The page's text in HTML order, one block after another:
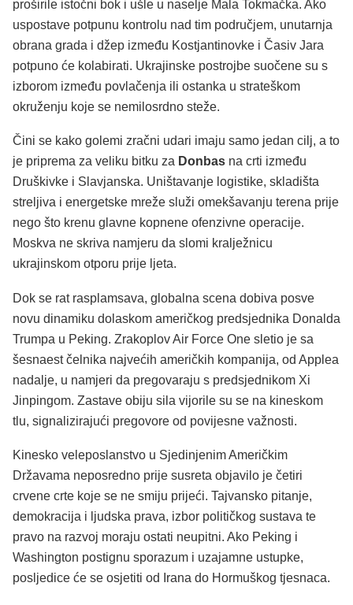
proširile istočni bok i ušle u naselje Mala Tokmačka. Ako
uspostave potpunu kontrolu nad tim područjem, unutarnja
obrana grada i džep između Kostjantinovke i Časiv Jara
potpuno će kolabirati. Ukrajinske postrojbe suočene su s
izborom između povlačenja ili ostanka u strateškom
okruženju koje se nemilosrdno steže.
Čini se kako golemi zračni udari imaju samo jedan cilj, a to
je priprema za veliku bitku za Donbas na crti između
Druškivke i Slavjanska. Uništavanje logistike, skladišta
streljiva i energetske mreže služi omekšavanju terena prije
nego što krenu glavne kopnene ofenzivne operacije.
Moskva ne skriva namjeru da slomi kralježnicu
ukrajinskom otporu prije ljeta.
Dok se rat rasplamsava, globalna scena dobiva posve
novu dinamiku dolaskom američkog predsjednika Donalda
Trumpa u Peking. Zrakoplov Air Force One sletio je sa
šesnaest čelnika najvećih američkih kompanija, od Applea
nadalje, u namjeri da pregovaraju s predsjednikom Xi
Jinpingom. Zastave obiju sila vijorile su se na kineskom
tlu, signalizirajući pregovore od povijesne važnosti.
Kinesko veleposlanstvo u Sjedinjenim Američkim
Državama neposredno prije susreta objavilo je četiri
crvene crte koje se ne smiju prijeći. Tajvansko pitanje,
demokracija i ljudska prava, izbor političkog sustava te
pravo na razvoj moraju ostati neupitni. Ako Peking i
Washington postignu sporazum i uzajamne ustupke,
posljedice će se osjetiti od Irana do Hormuškog tjesnaca.